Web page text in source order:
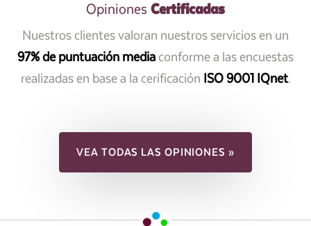
Opiniones Certificadas
Nuestros clientes valoran nuestros servicios en un
97% de puntuación mediaconforme a las encuestas
realizadas en base a la cerificación ISO 9001 IQnet.
VEA TODAS LAS OPINIONES »